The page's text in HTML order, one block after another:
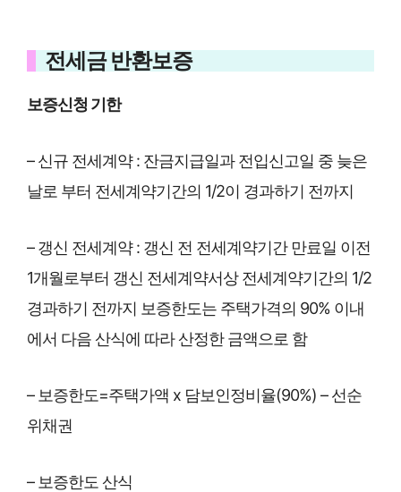
전세금 반환보증
보증신청 기한
– 신규 전세계약 : 잔금지급일과 전입신고일 중 늦은
날로 부터 전세계약기간의 1/2이 경과하기 전까지
– 갱신 전세계약 : 갱신 전 전세계약기간 만료일 이전
1개월로부터 갱신 전세계약서상 전세계약기간의 1/2
경과하기 전까지 보증한도는 주택가격의 90% 이내
에서 다음 산식에 따라 산정한 금액으로 함
– 보증한도=주택가액 x 담보인정비율(90%) – 선순
위채권
– 보증한도 산식